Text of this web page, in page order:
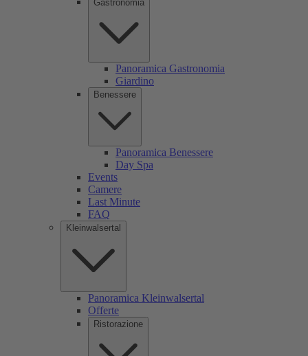
Gastronomia
Panoramica Gastronomia
Giardino
Benessere
Panoramica Benessere
Day Spa
Events
Camere
Last Minute
FAQ
Kleinwalsertal
Panoramica Kleinwalsertal
Offerte
Ristorazione